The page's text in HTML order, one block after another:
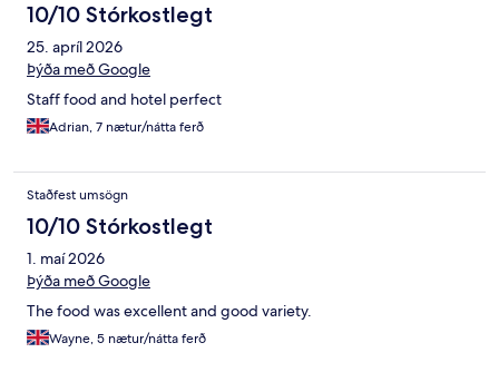
10/10 Stórkostlegt
25. apríl 2026
Þýða með Google
Staff food and hotel perfect
Adrian, 7 nætur/nátta ferð
Staðfest umsögn
10/10 Stórkostlegt
1. maí 2026
Þýða með Google
The food was excellent and good variety.
Wayne, 5 nætur/nátta ferð